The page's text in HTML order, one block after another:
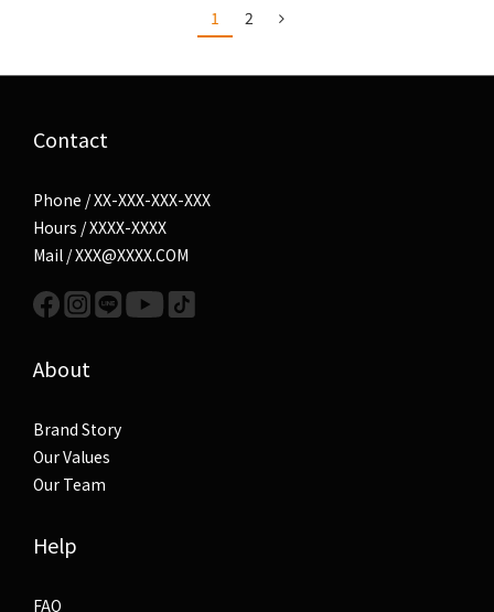
1 2
Contact
Phone / XX-XXX-XXX-XXX
Hours / XXXX-XXXX
Mail / XXX@XXXX.COM
About
Brand Story
Our Values
Our Team
Help
FAQ